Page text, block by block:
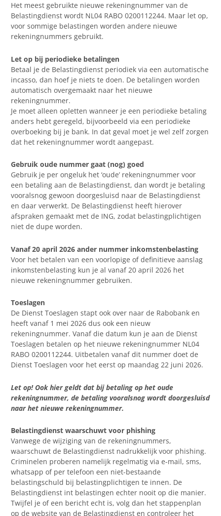
Het meest gebruikte nieuwe rekeningnummer van de
Belastingdienst wordt NL04 RABO 0200112244. Maar let op,
voor sommige belastingen worden andere nieuwe
rekeningnummers gebruikt.
Let op bij periodieke betalingen
Betaal je de Belastingdienst periodiek via een automatische
incasso, dan hoef je niets te doen. De betalingen worden
automatisch overgemaakt naar het nieuwe
rekeningnummer.
Je moet alleen opletten wanneer je een periodieke betaling
anders hebt geregeld, bijvoorbeeld via een periodieke
overboeking bij je bank. In dat geval moet je wel zelf zorgen
dat het rekeningnummer wordt aangepast.
Gebruik oude nummer gaat (nog) goed
Gebruik je per ongeluk het ‘oude’ rekeningnummer voor
een betaling aan de Belastingdienst, dan wordt je betaling
vooralsnog gewoon doorgesluisd naar de Belastingdienst
en daar verwerkt. De Belastingdienst heeft hierover
afspraken gemaakt met de ING, zodat belastingplichtigen
niet de dupe worden.
Vanaf 20 april 2026 ander nummer inkomstenbelasting
Voor het betalen van een voorlopige of definitieve aanslag
inkomstenbelasting kun je al vanaf 20 april 2026 het
nieuwe rekeningnummer gebruiken.
Toeslagen
De Dienst Toeslagen stapt ook over naar de Rabobank en
heeft vanaf 1 mei 2026 dus ook een nieuw
rekeningnummer. Vanaf die datum kun je aan de Dienst
Toeslagen betalen op het nieuwe rekeningnummer NL04
RABO 0200112244. Uitbetalen vanaf dit nummer doet de
Dienst Toeslagen voor het eerst op maandag 22 juni 2026.
Let op! Ook hier geldt dat bij betaling op het oude
rekeningnummer, de betaling vooralsnog wordt doorgesluisd
naar het nieuwe rekeningnummer.
Belastingdienst waarschuwt voor phishing
Vanwege de wijziging van de rekeningnummers,
waarschuwt de Belastingdienst nadrukkelijk voor phishing.
Criminelen proberen namelijk regelmatig via e-mail, sms,
whatsapp of per telefoon een niet-bestaande
belastingschuld bij belastingplichtigen te innen. De
Belastingdienst int belastingen echter nooit op die manier.
Twijfel je of een bericht echt is, volg dan het stappenplan
op de website van de Belastingdienst en controleer het